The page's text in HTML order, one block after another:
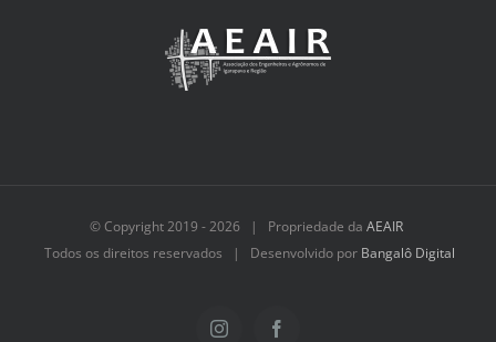
© Copyright 2019 -2026 | Propriedade da AEAIR
Todos os direitos reservados | Desenvolvido por Bangalô Digital
InstagramFacebook